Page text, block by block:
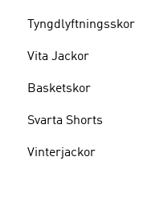
Tyngdlyftningsskor
Vita Jackor
Basketskor
Svarta Shorts
Vinterjackor